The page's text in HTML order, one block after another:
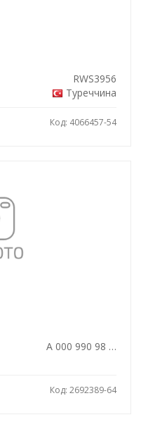
RWS3956
Туреччина
Код: 4066457-54
A 000 990 98 07
Код: 2692389-64